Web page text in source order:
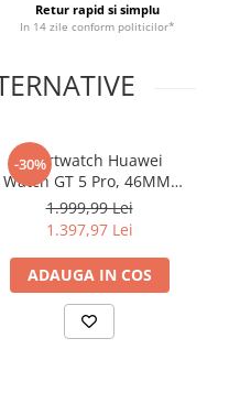
Retur rapid si simplu
In 14 zile conform politicilor*
-30%
Smartwatch Huawei
Watch GT 5 Pro, 46MM,
Tarnish Titanium Case,
Black Fluoroelastomer
Strap
1.999,99 Lei
1.397,97 Lei
ADAUGA IN COS